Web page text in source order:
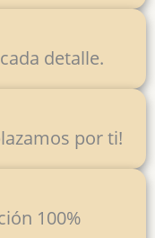
detalle.
por ti!
100%